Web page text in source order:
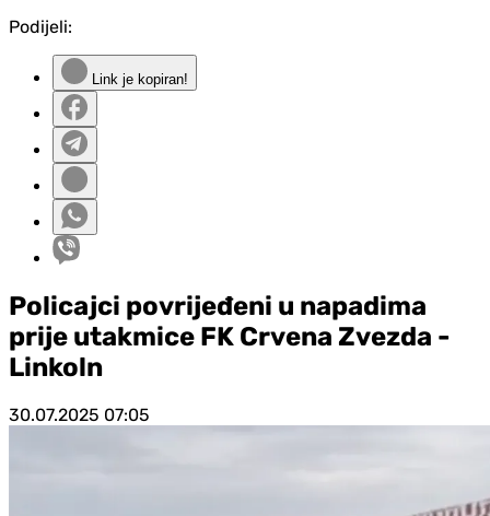
Podijeli:
Link je kopiran!
Policajci povrijeđeni u napadima
prije utakmice FK Crvena Zvezda -
Linkoln
30.07.2025 07:05